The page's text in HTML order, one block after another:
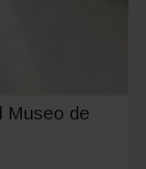
Museo de